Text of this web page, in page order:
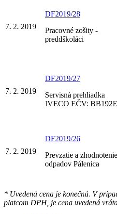
7. 2. 2019
DF2019/28
Pracovné zošity -
preddškoláci
7. 2. 2019
DF2019/27
Servisná prehliadka
IVECO EČV:
7. 2. 2019
DF2019/26
Prevzatie a zhodnotenie
odpadov Pálenica
* Uvedená cena je konečná. V
platcom DPH, je cena uvedená